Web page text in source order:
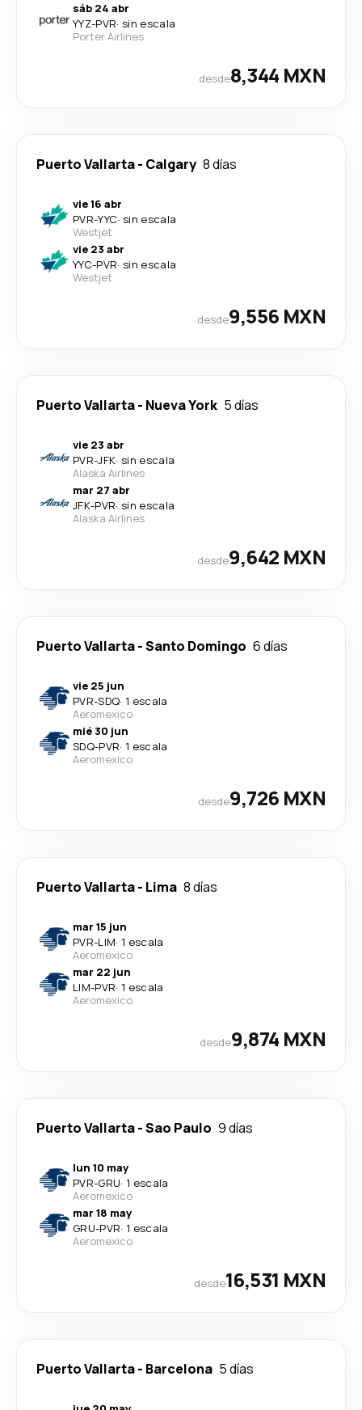
sáb 24 abr
YYZ-PVR· sin escala
Porter Airlines
desde8,344 MXN
Puerto Vallarta- Calgary 8 días
vie 16 abr
PVR-YYC· sin escala
Westjet
vie 23 abr
YYC-PVR· sin escala
Westjet
desde9,556 MXN
Puerto Vallarta- Nueva York 5 días
vie 23 abr
PVR-JFK· sin escala
Alaska Airlines
mar 27 abr
JFK-PVR· sin escala
Alaska Airlines
desde9,642 MXN
Puerto Vallarta-Santo Domingo 6 días
vie 25 jun
PVR-SDQ· 1 escala
Aeromexico
mié 30 jun
SDQ-PVR· 1 escala
Aeromexico
desde9,726 MXN
Puerto Vallarta- Lima 8 días
mar 15 jun
PVR-LIM· 1 escala
Aeromexico
mar 22 jun
LIM-PVR· 1 escala
Aeromexico
desde9,874 MXN
Puerto Vallarta-Sao Paulo 9 días
lun 10 may
PVR-GRU· 1 escala
Aeromexico
mar 18 may
GRU-PVR· 1 escala
Aeromexico
desde16,531 MXN
Puerto Vallarta- Barcelona 5 días